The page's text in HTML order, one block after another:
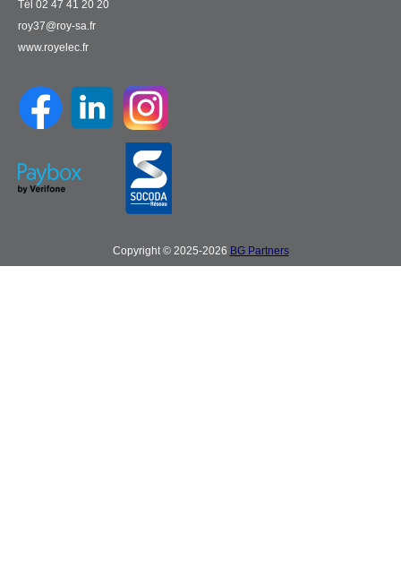
Tél 02 47 41 20 20
roy37@roy-sa.fr
www.royelec.fr
Copyright © 2025-2026 BG Partners